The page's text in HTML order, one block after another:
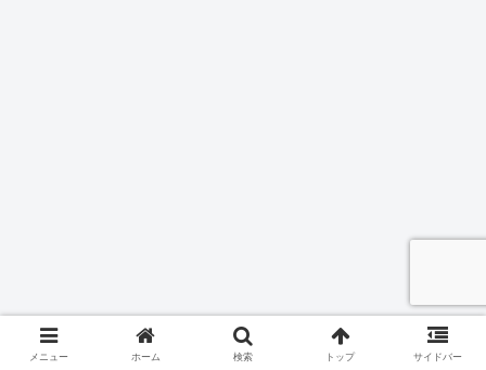
メニュー ホーム 検索 トップ サイドバー